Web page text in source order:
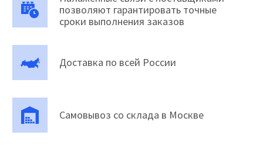
позволяют гарантировать точные
сроки выполнения заказов
Доставка по всей России
Самовывоз со склада в Москве